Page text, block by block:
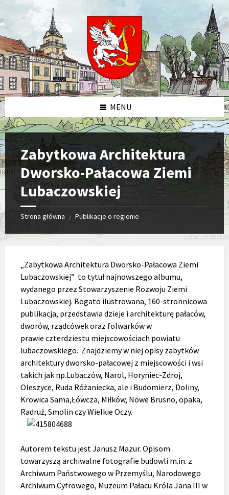
content
left
sidebar
right
sidebar
footer
MENU
Zabytkowa Architektura
Dworsko-Pałacowa Ziemi
Lubaczowskiej
Strona główna / Publikacje o regionie
„Zabytkowa Architektura Dworsko-Pałacowa Ziemi
Lubaczowskiej” to tytuł najnowszego albumu,
wydanego przez Stowarzyszenie Rozwoju Ziemi
Lubaczowskiej. Bogato ilustrowana, 160-stronnicowa
publikacja, przedstawia dzieje i architekturę pałaców,
dworów, rządcówek oraz folwarków w
prawie czterdziestu miejscowościach powiatu
lubaczowskiego. Znajdziemy w niej opisy zabytków
architektury dworsko-pałacowej z miejscowości i wsi
takich jak np.Lubaczów, Narol, Horyniec-Zdroj,
Oleszyce, Ruda Różaniecka, ale i Budomierz, Doliny,
Krowica Sama,Łówcza, Miłków, Nowe Brusno, opaka,
Radruż, Smolin czy Wielkie Oczy.
Autorem tekstu jest Janusz Mazur. Opisom
towarzyszą archiwalne fotografie budowli m.in. z
Archiwum Państwowego w Przemyślu, Narodowego
Archiwum Cyfrowego, Muzeum Pałacu Króla Jana III w